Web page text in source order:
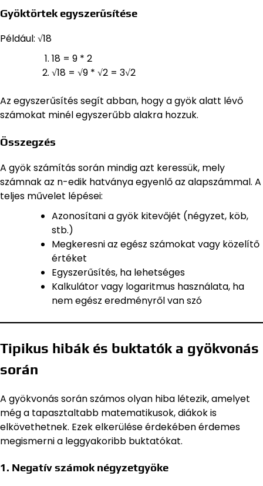
Gyöktörtek egyszerűsítése
Például: √18
18 = 9 * 2
√18 = √9 * √2 = 3√2
Az egyszerűsítés segít abban, hogy a gyök alatt lévő
számokat minél egyszerűbb alakra hozzuk.
Összegzés
A gyök számítás során mindig azt keressük, mely
számnak az n-edik hatványa egyenlő az alapszámmal. A
teljes művelet lépései:
Azonosítani a gyök kitevőjét (négyzet, köb,
stb.)
Megkeresni az egész számokat vagy közelítő
értéket
Egyszerűsítés, ha lehetséges
Kalkulátor vagy logaritmus használata, ha
nem egész eredményről van szó
Tipikus hibák és buktatók a gyökvonás
során
A gyökvonás során számos olyan hiba létezik, amelyet
még a tapasztaltabb matematikusok, diákok is
elkövethetnek. Ezek elkerülése érdekében érdemes
megismerni a leggyakoribb buktatókat.
1. Negatív számok négyzetgyöke